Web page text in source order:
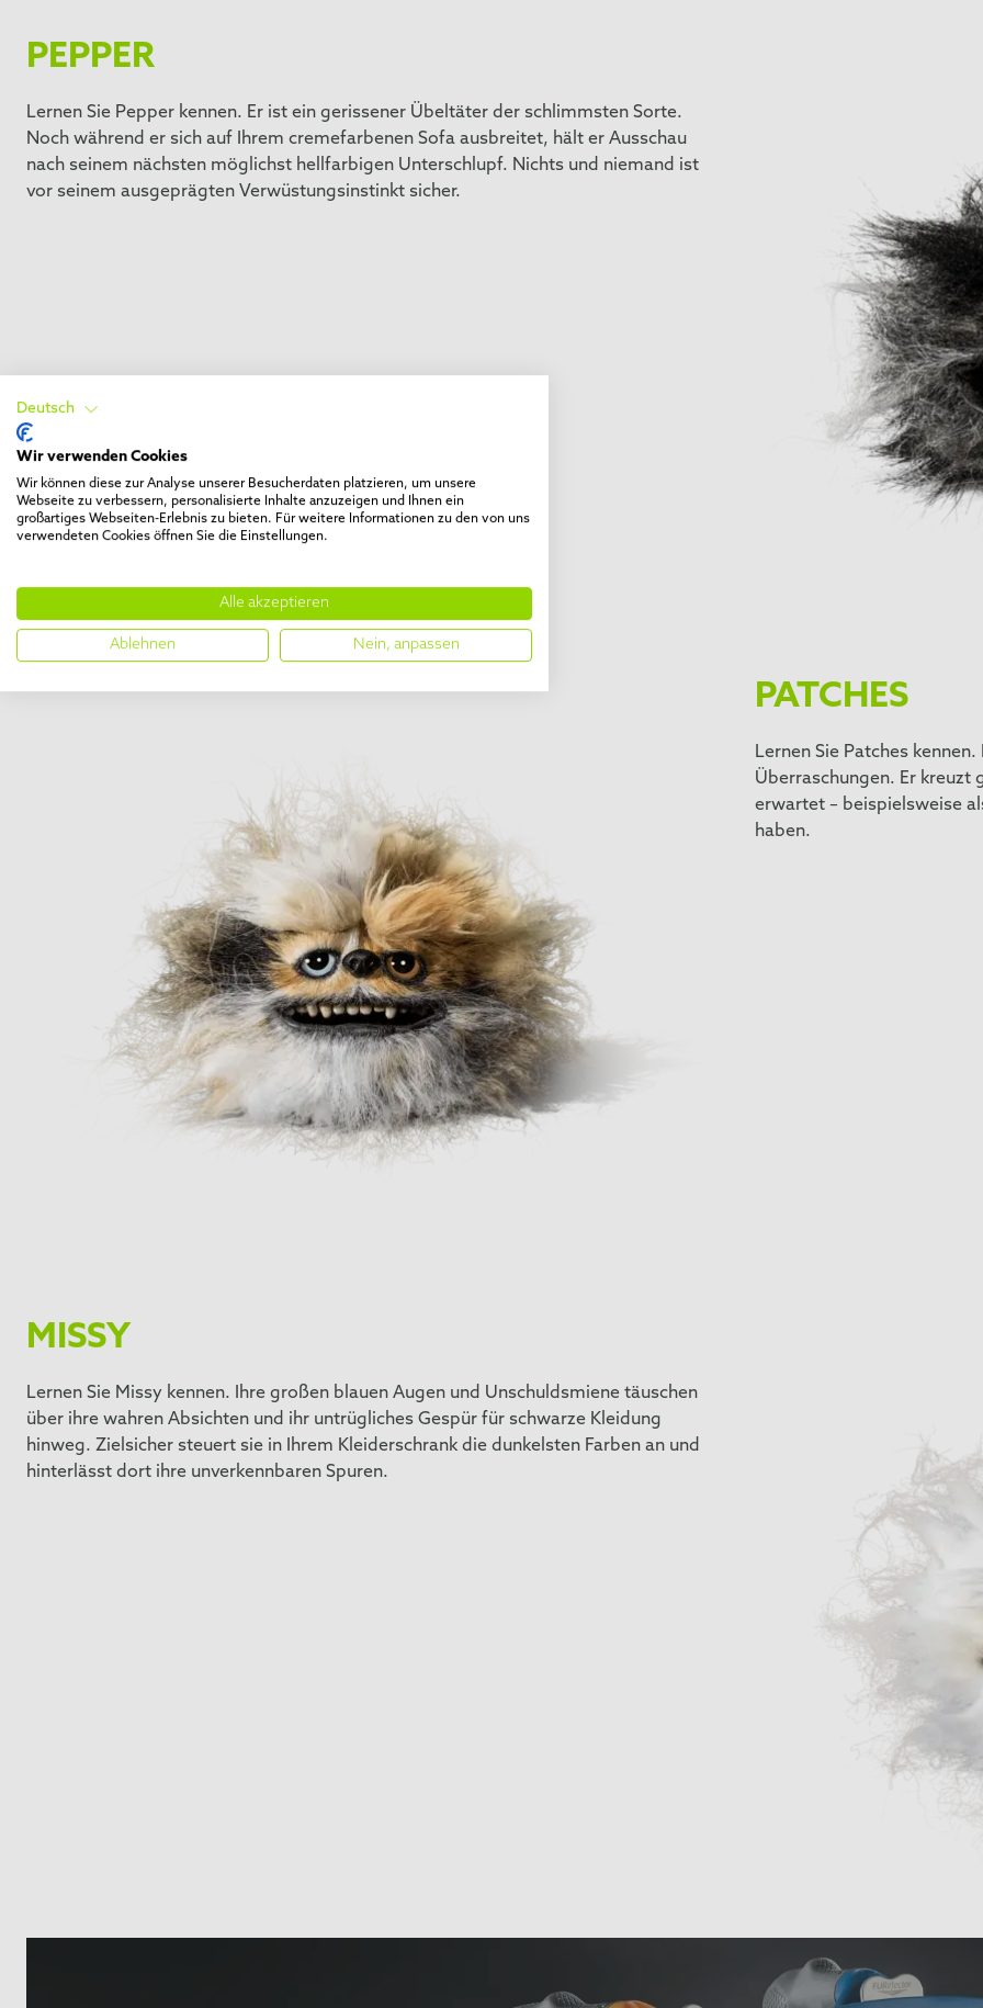
PEPPER
Lernen Sie Pepper kennen. Er ist ein gerissener Übeltäter der schlimmsten Sorte.
Noch während er sich auf Ihrem cremefarbenen Sofa ausbreitet, hält er Ausschau
nach seinem nächsten möglichst hellfarbigen Unterschlupf. Nichts und niemand ist
vor seinem ausgeprägten Verwüstungsinstinkt sicher.
PATCHES
Lernen Sie Patches
Überraschungen. Er
erwartet – beispielsweise
haben.
MISSY
Lernen Sie Missy kennen. Ihre großen blauen Augen und Unschuldsmiene täuschen
über ihre wahren Absichten und ihr untrügliches Gespür für schwarze Kleidung
hinweg. Zielsicher steuert sie in Ihrem Kleiderschrank die dunkelsten Farben an und
hinterlässt dort ihre unverkennbaren Spuren.
Deutsch
Wir verwenden Cookies
Wir können diese zur Analyse unserer Besucherdaten platzieren, um unsere
Webseite zu verbessern, personalisierte Inhalte anzuzeigen und Ihnen ein
großartiges Webseiten-Erlebnis zu bieten. Für weitere Informationen zu den von uns
verwendeten Cookies öffnen Sie die Einstellungen.
Alle akzeptieren
Ablehnen Nein, anpassen